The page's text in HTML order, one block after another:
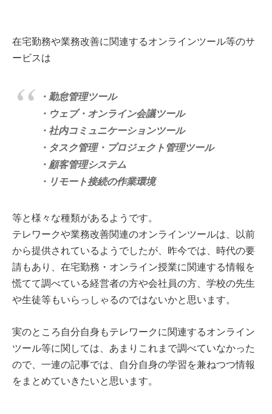
在宅勤務や業務改善に関連するオンラインツール等のサ
ービスは
・勤怠管理ツール
・ウェブ・オンライン会議ツール
・社内コミュニケーションツール
・タスク管理・プロジェクト管理ツール
・顧客管理システム
・リモート接続の作業環境
等と様々な種類があるようです。
テレワークや業務改善関連のオンラインツールは、以前
から提供されているようでしたが、昨今では、時代の要
請もあり、在宅勤務・オンライン授業に関連する情報を
慌てて調べている経営者の方や会社員の方、学校の先生
や生徒等もいらっしゃるのではないかと思います。
実のところ自分自身もテレワークに関連するオンライン
ツール等に関しては、あまりこれまで調べていなかった
ので、一連の記事では、自分自身の学習を兼ねつつ情報
をまとめていきたいと思います。